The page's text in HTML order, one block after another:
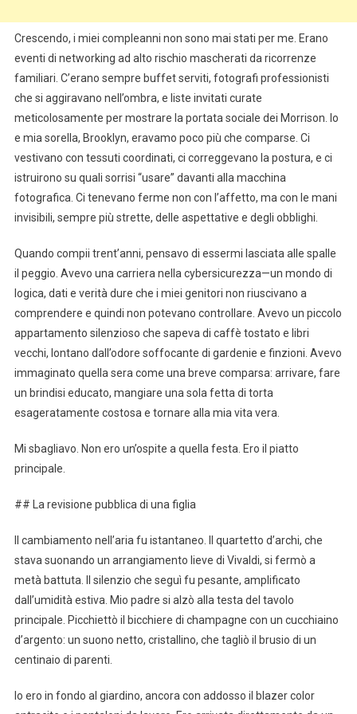
Crescendo, i miei compleanni non sono mai stati per me. Erano
eventi di networking ad alto rischio mascherati da ricorrenze
familiari. C’erano sempre buffet serviti, fotografi professionisti
che si aggiravano nell’ombra, e liste invitati curate
meticolosamente per mostrare la portata sociale dei Morrison. Io
e mia sorella, Brooklyn, eravamo poco più che comparse. Ci
vestivano con tessuti coordinati, ci correggevano la postura, e ci
istruirono su quali sorrisi “usare” davanti alla macchina
fotografica. Ci tenevano ferme non con l’affetto, ma con le mani
invisibili, sempre più strette, delle aspettative e degli obblighi.
Quando compii trent’anni, pensavo di essermi lasciata alle spalle
il peggio. Avevo una carriera nella cybersicurezza—un mondo di
logica, dati e verità dure che i miei genitori non riuscivano a
comprendere e quindi non potevano controllare. Avevo un piccolo
appartamento silenzioso che sapeva di caffè tostato e libri
vecchi, lontano dall’odore soffocante di gardenie e finzioni. Avevo
immaginato quella sera come una breve comparsa: arrivare, fare
un brindisi educato, mangiare una sola fetta di torta
esageratamente costosa e tornare alla mia vita vera.
Mi sbagliavo. Non ero un’ospite a quella festa. Ero il piatto
principale.
## La revisione pubblica di una figlia
Il cambiamento nell’aria fu istantaneo. Il quartetto d’archi, che
stava suonando un arrangiamento lieve di Vivaldi, si fermò a
metà battuta. Il silenzio che seguì fu pesante, amplificato
dall’umidità estiva. Mio padre si alzò alla testa del tavolo
principale. Picchiettò il bicchiere di champagne con un cucchiaino
d’argento: un suono netto, cristallino, che tagliò il brusio di un
centinaio di parenti.
Io ero in fondo al giardino, ancora con addosso il blazer color